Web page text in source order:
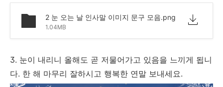
2 눈 오는 날 인사말 이미지 문구 모음.png
1.04MB
3. 눈이 내리니 올해도 곧 저물어가고 있음을 느끼게 됩니
다. 한 해 마무리 잘하시고 행복한 연말 보내세요.